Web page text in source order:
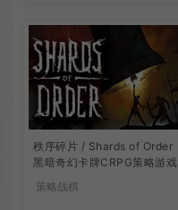
秩序碎片 / Shards of Order
黑暗奇幻卡牌CRPG策略游戏
策略战棋